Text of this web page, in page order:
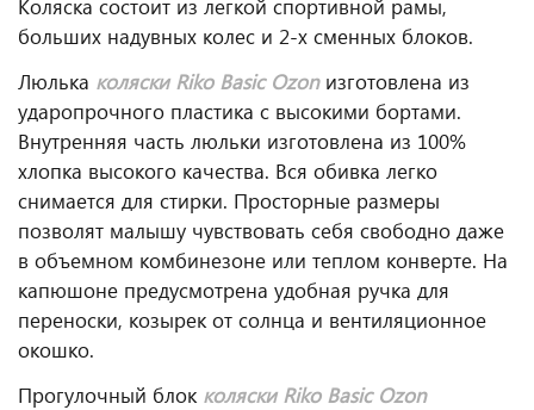
Коляска состоит из легкой спортивной рамы,
больших надувных колес и 2-х сменных блоков.
Люлька коляски Riko Basic Ozon изготовлена из
ударопрочного пластика с высокими бортами.
Внутренняя часть люльки изготовлена из 100%
хлопка высокого качества. Вся обивка легко
снимается для стирки. Просторные размеры
позволят малышу чувствовать себя свободно даже
в объемном комбинезоне или теплом конверте. На
капюшоне предусмотрена удобная ручка для
переноски, козырек от солнца и вентиляционное
окошко.
Прогулочный блок коляски Riko Basic Ozon